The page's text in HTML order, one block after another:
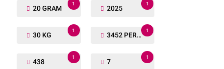
20 GRAM
1
2025
1
30 KG
1
3452 PERSONIL
1
438
1
7
1